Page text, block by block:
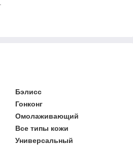
Бэлисс
Гонконг
Омолаживающий
Все типы кожи
Универсальный